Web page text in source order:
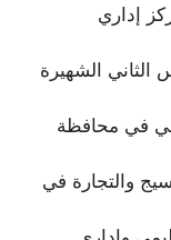
إداري
الشهيرة
في محافظة
والتجارة في